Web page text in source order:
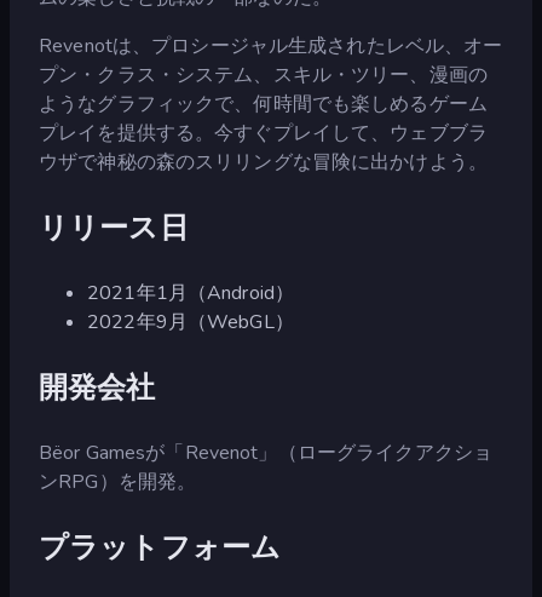
Revenotは、プロシージャル生成されたレベル、オー
プン・クラス・システム、スキル・ツリー、漫画の
ようなグラフィックで、何時間でも楽しめるゲーム
プレイを提供する。今すぐプレイして、ウェブブラ
ウザで神秘の森のスリリングな冒険に出かけよう。
リリース日
2021年1月（Android）
2022年9月（WebGL）
開発会社
Bëor Gamesが「Revenot」（ローグライクアクショ
ンRPG）を開発。
プラットフォーム